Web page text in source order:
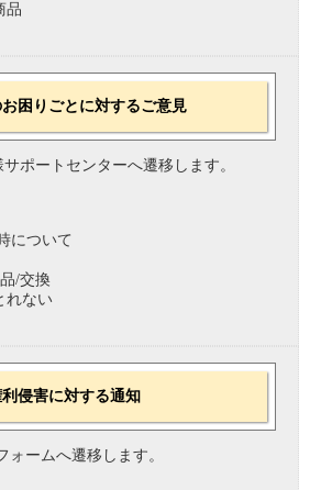
品
困りごとに対するご意見
ポートセンターへ遷移します。
について
/交換
れない
侵害に対する通知
ォームへ遷移します。